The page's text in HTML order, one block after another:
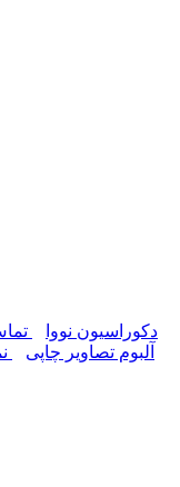
دکوراسیون نووا
آلبوم تصاویر چاپی